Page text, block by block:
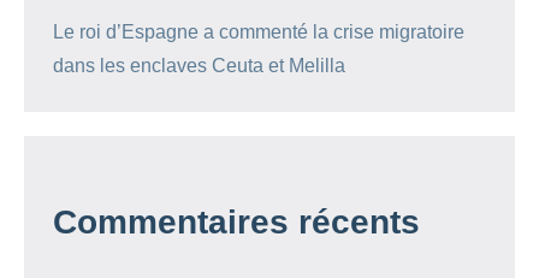
Le roi d’Espagne a commenté la crise migratoire
dans les enclaves Ceuta et Melilla
Commentaires récents